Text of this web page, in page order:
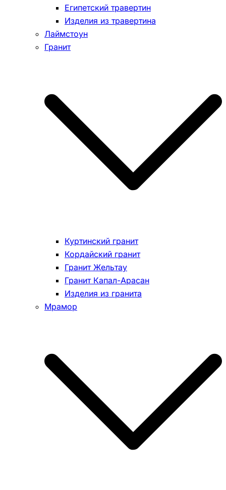
Египетский травертин
Изделия из травертина
Лаймстоун
Гранит
Куртинский гранит
Кордайский гранит
Гранит Жельтау
Гранит Капал-Арасан
Изделия из гранита
Мрамор